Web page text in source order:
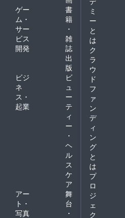
ゲー
ム・
サー
ビス
開発
書
籍
・
雑
誌
出
版
ビジ
ネ
ス・
起業
ビ
ュ
ー
テ
ィ
ー
・
ヘ
ル
ス
ケ
ア
アー
ト・
写真
舞
台
・
ミ
ー
と
は
ク
ラ
ウ
ド
フ
ァ
ン
デ
ィ
ン
グ
と
は
プ
ロ
ジ
ェ
ク